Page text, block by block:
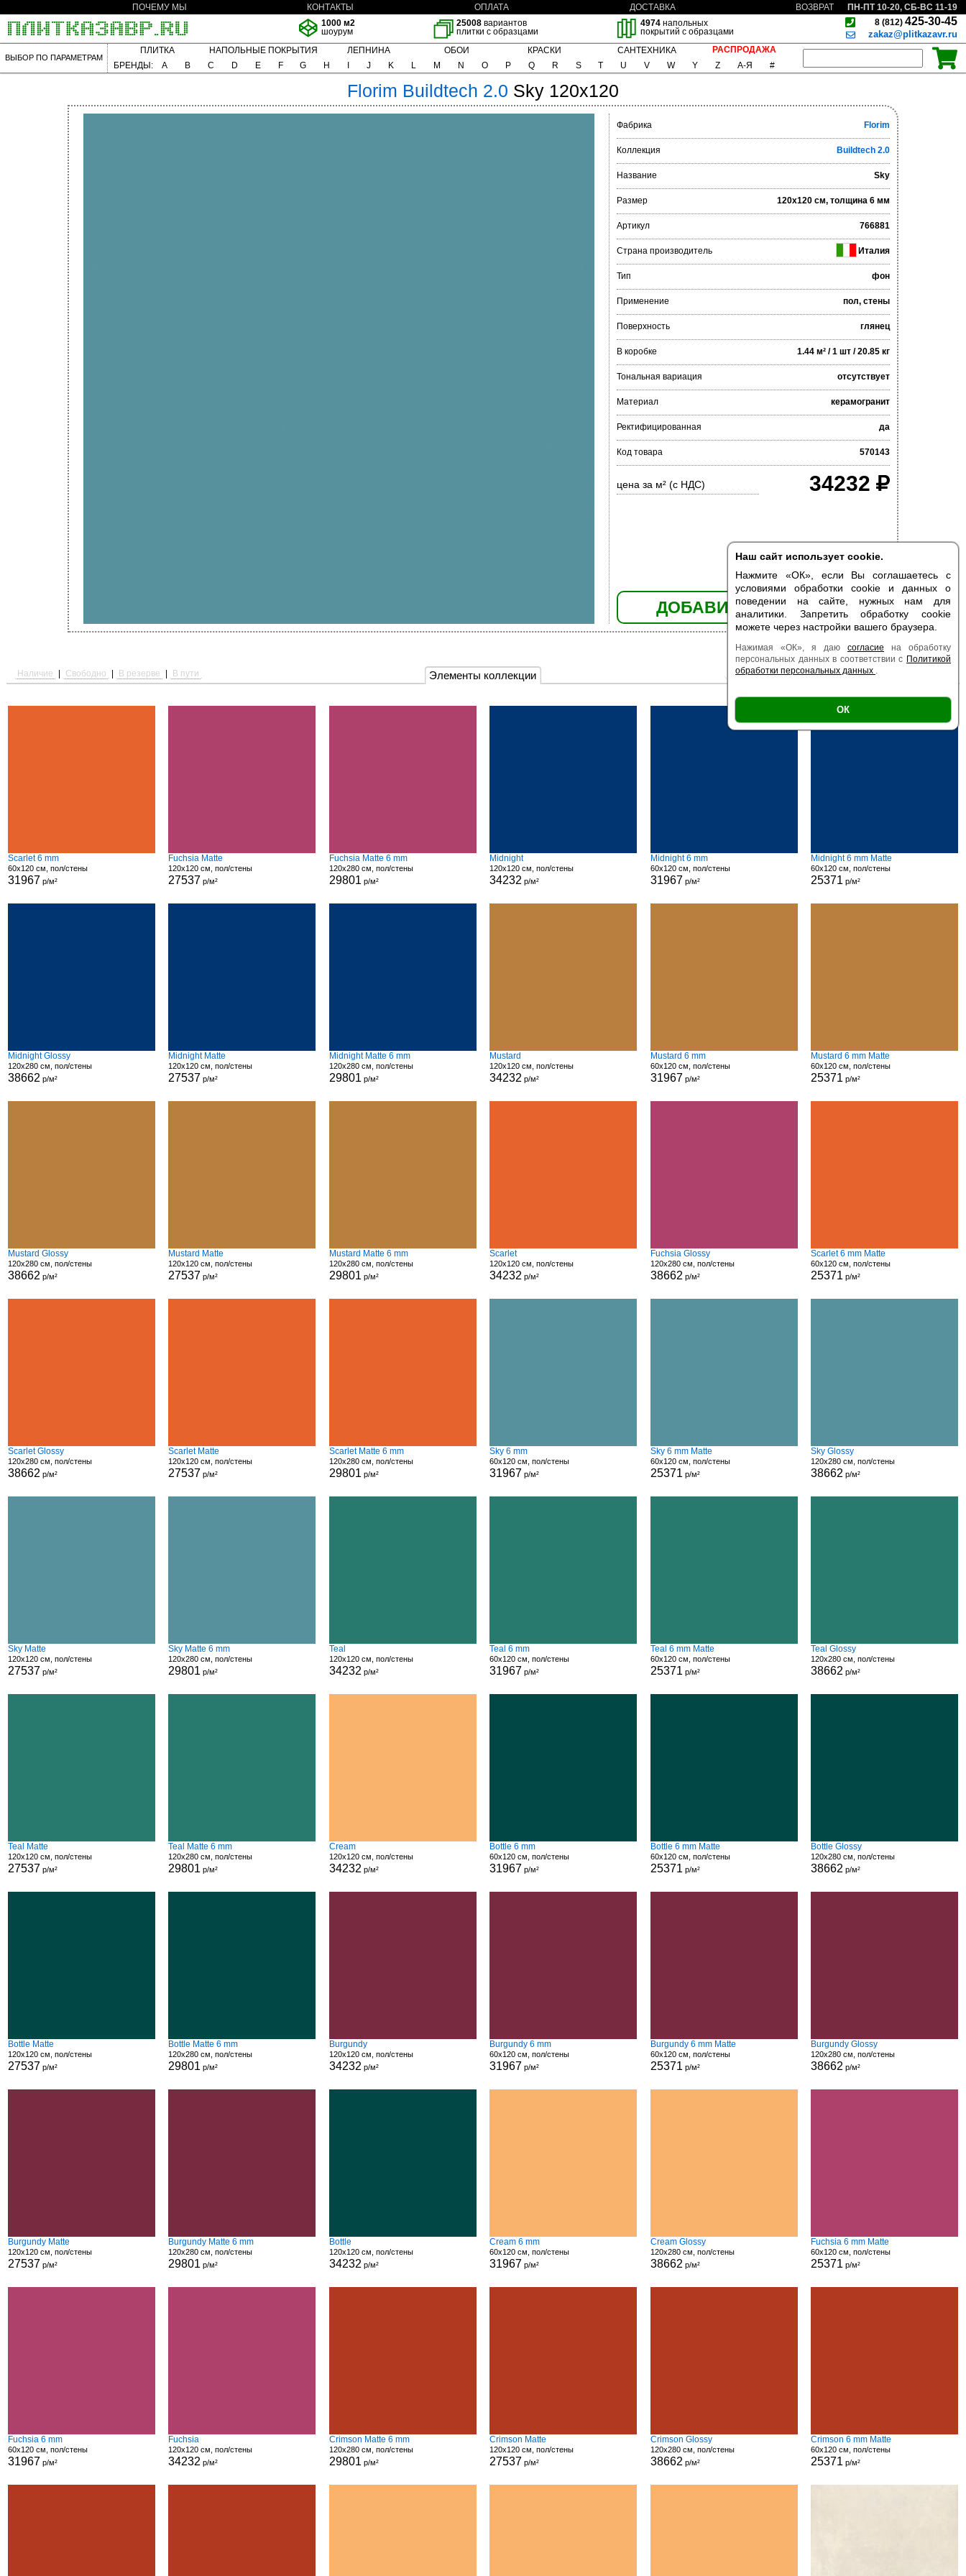
Наш сайт использует cookie.
Нажмите «ОК», если Вы соглашаетесь с
условиями обработки cookie и данных о
поведении на сайте, нужных нам для
аналитики. Запретить обработку cookie
можете через настройки вашего браузера.
Нажимая «ОК», я даю согласие на обработку
персональных данных в соответствии с Политикой
обработки персональных данных .
ОК
ПОЧЕМУ МЫ КОНТАКТЫ ОПЛАТА ДОСТАВКА ВОЗВРАТ
ПН-ПТ 10-20, СБ-ВС 11-19
1000 м2
шоурум
25008 вариантов
плитки с образцами
4974напольных
покрытий с образцами
8 (812) 425-30-45
zakaz@plitkazavr.ru
ВЫБОР ПО ПАРАМЕТРАМ
ПЛИТКА НАПОЛЬНЫЕ ПОКРЫТИЯ ЛЕПНИНА ОБОИ КРАСКИ САНТЕХНИКА
РАСПРОДАЖА
БРЕНДЫ:
A B C D E F G H J K L M N O P Q R S T U V W Y Z А-Я #
Florim Buildtech 2.0 Sky 120x120
Фабрика Florim
Коллекция Buildtech 2.0
Название Sky
Размер 120x120 см, толщина 6 мм
Артикул 766881
Страна производитель Италия
Тип фон
Применение пол, стены
Поверхность глянец
В коробке 1.44 м² / 1 шт / 20.85 кг
Тональная вариация отсутствует
Материал керамогранит
Ректифицированная да
Код товара 570143
цена за м² (с НДС) 34232
ДОБАВИТЬ В КОРЗИНУ
Элементы коллекции
Наличие Свободно В резерве В пути Есть образец | Поверхность |
Scarlet 6 mm
60x120 см, пол/стены
31967 р/м²
Fuchsia Matte
120x120 см, пол/стены
27537 р/м²
Fuchsia Matte 6 mm
120x280 см, пол/стены
29801 р/м²
Midnight
120x120 см, пол/стены
34232 р/м²
Midnight 6 mm
60x120 см, пол/стены
31967 р/м²
Midnight 6 mm Matte
60x120 см, пол/стены
25371 р/м²
Midnight Glossy
120x280 см, пол/стены
38662 р/м²
Midnight Matte
120x120 см, пол/стены
27537 р/м²
Midnight Matte 6 mm
120x280 см, пол/стены
29801 р/м²
Mustard
120x120 см, пол/стены
34232 р/м²
Mustard 6 mm
60x120 см, пол/стены
31967 р/м²
Mustard 6 mm Matte
60x120 см, пол/стены
25371 р/м²
Mustard Glossy
120x280 см, пол/стены
38662 р/м²
Mustard Matte
120x120 см, пол/стены
27537 р/м²
Mustard Matte 6 mm
120x280 см, пол/стены
29801 р/м²
Scarlet
120x120 см, пол/стены
34232 р/м²
Fuchsia Glossy
120x280 см, пол/стены
38662 р/м²
Scarlet 6 mm Matte
60x120 см, пол/стены
25371 р/м²
Scarlet Glossy
120x280 см, пол/стены
38662 р/м²
Scarlet Matte
120x120 см, пол/стены
27537 р/м²
Scarlet Matte 6 mm
120x280 см, пол/стены
29801 р/м²
Sky 6 mm
60x120 см, пол/стены
31967 р/м²
Sky 6 mm Matte
60x120 см, пол/стены
25371 р/м²
Sky Glossy
120x280 см, пол/стены
38662 р/м²
Sky Matte
120x120 см, пол/стены
27537 р/м²
Sky Matte 6 mm
120x280 см, пол/стены
29801 р/м²
Teal
120x120 см, пол/стены
34232 р/м²
Teal 6 mm
60x120 см, пол/стены
31967 р/м²
Teal 6 mm Matte
60x120 см, пол/стены
25371 р/м²
Teal Glossy
120x280 см, пол/стены
38662 р/м²
Teal Matte
120x120 см, пол/стены
27537 р/м²
Teal Matte 6 mm
120x280 см, пол/стены
29801 р/м²
Cream
120x120 см, пол/стены
34232 р/м²
Bottle 6 mm
60x120 см, пол/стены
31967 р/м²
Bottle 6 mm Matte
60x120 см, пол/стены
25371 р/м²
Bottle Glossy
120x280 см, пол/стены
38662 р/м²
Bottle Matte
120x120 см, пол/стены
27537 р/м²
Bottle Matte 6 mm
120x280 см, пол/стены
29801 р/м²
Burgundy
120x120 см, пол/стены
34232 р/м²
Burgundy 6 mm
60x120 см, пол/стены
31967 р/м²
Burgundy 6 mm Matte
60x120 см, пол/стены
25371 р/м²
Burgundy Glossy
120x280 см, пол/стены
38662 р/м²
Burgundy Matte
120x120 см, пол/стены
27537 р/м²
Burgundy Matte 6 mm
120x280 см, пол/стены
29801 р/м²
Bottle
120x120 см, пол/стены
34232 р/м²
Cream 6 mm
60x120 см, пол/стены
31967 р/м²
Cream Glossy
120x280 см, пол/стены
38662 р/м²
Fuchsia 6 mm Matte
60x120 см, пол/стены
25371 р/м²
Fuchsia 6 mm
60x120 см, пол/стены
31967 р/м²
Fuchsia
120x120 см, пол/стены
34232 р/м²
Crimson Matte 6 mm
120x280 см, пол/стены
29801 р/м²
Crimson Matte
120x120 см, пол/стены
27537 р/м²
Crimson Glossy
120x280 см, пол/стены
38662 р/м²
Crimson 6 mm Matte
60x120 см, пол/стены
25371 р/м²